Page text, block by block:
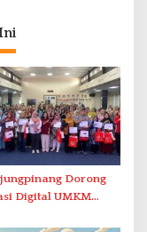
Dorong
Digital UMKM